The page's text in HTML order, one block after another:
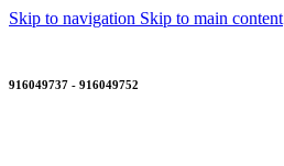
Skip to navigation Skip to main content
916049737 - 916049752